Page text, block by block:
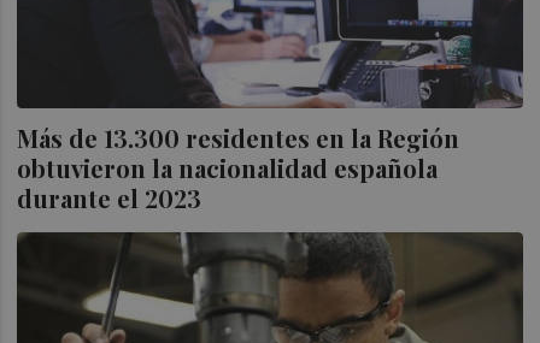
Más de 13.300 residentes en la Región
obtuvieron la nacionalidad española
durante el 2023